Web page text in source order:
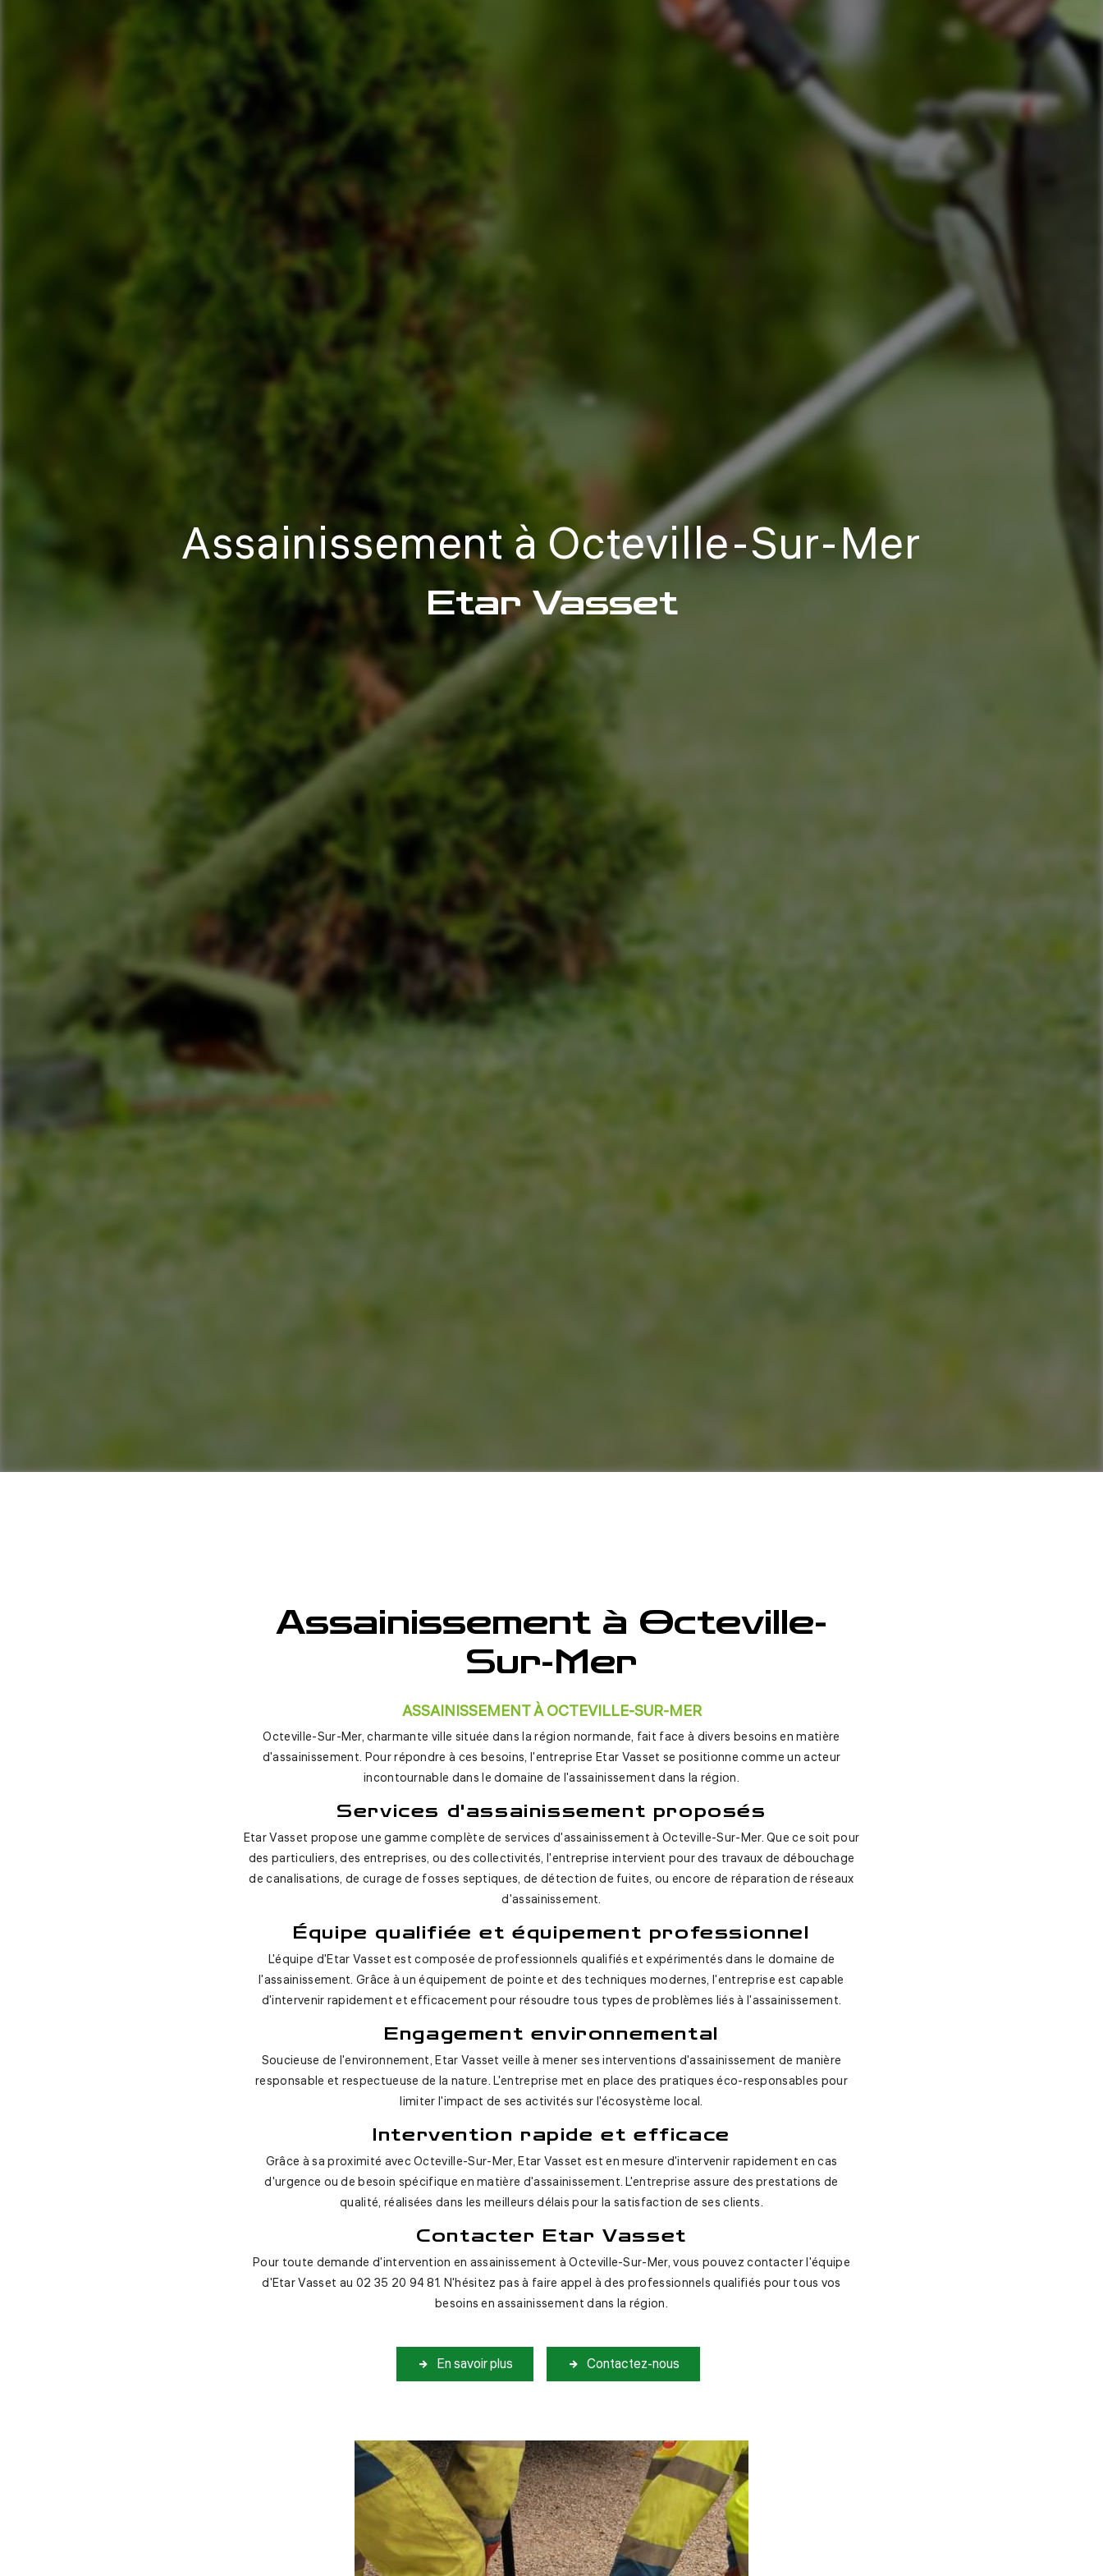
Assainissement à Octeville-Sur-Mer
Etar Vasset
Assainissement à Octeville-
Sur-Mer
ASSAINISSEMENT À OCTEVILLE-SUR-MER
Octeville-Sur-Mer, charmante ville située dans la région normande, fait face à divers besoins en matière
d'assainissement. Pour répondre à ces besoins, l'entreprise Etar Vasset se positionne comme un acteur
incontournable dans le domaine de l'assainissement dans la région.
Services d'assainissement proposés
Etar Vasset propose une gamme complète de services d'assainissement à Octeville-Sur-Mer. Que ce soit pour
des particuliers, des entreprises, ou des collectivités, l'entreprise intervient pour des travaux de débouchage
de canalisations, de curage de fosses septiques, de détection de fuites, ou encore de réparation de réseaux
d'assainissement.
Équipe qualifiée et équipement professionnel
L'équipe d'Etar Vasset est composée de professionnels qualifiés et expérimentés dans le domaine de
l'assainissement. Grâce à un équipement de pointe et des techniques modernes, l'entreprise est capable
d'intervenir rapidement et efficacement pour résoudre tous types de problèmes liés à l'assainissement.
Engagement environnemental
Soucieuse de l'environnement, Etar Vasset veille à mener ses interventions d'assainissement de manière
responsable et respectueuse de la nature. L'entreprise met en place des pratiques éco-responsables pour
limiter l'impact de ses activités sur l'écosystème local.
Intervention rapide et efficace
Grâce à sa proximité avec Octeville-Sur-Mer, Etar Vasset est en mesure d'intervenir rapidement en cas
d'urgence ou de besoin spécifique en matière d'assainissement. L'entreprise assure des prestations de
qualité, réalisées dans les meilleurs délais pour la satisfaction de ses clients.
Contacter Etar Vasset
Pour toute demande d'intervention en assainissement à Octeville-Sur-Mer, vous pouvez contacter l'équipe
d'Etar Vasset au 02 35 20 94 81. N'hésitez pas à faire appel à des professionnels qualifiés pour tous vos
besoins en assainissement dans la région.
En savoir plus Contactez-nous